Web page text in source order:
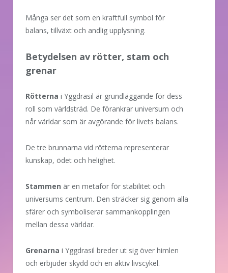
Många ser det som en kraftfull symbol för
balans, tillväxt och andlig upplysning.
Betydelsen av rötter, stam och
grenar
Rötterna i Yggdrasil är grundläggande för dess
roll som världsträd. De förankrar universum och
når världar som är avgörande för livets balans.
De tre brunnarna vid rötterna representerar
kunskap, ödet och helighet.
Stammen är en metafor för stabilitet och
universums centrum. Den sträcker sig genom alla
sfärer och symboliserar sammankopplingen
mellan dessa världar.
Grenarna i Yggdrasil breder ut sig över himlen
och erbjuder skydd och en aktiv livscykel.